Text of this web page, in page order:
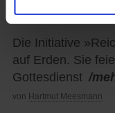
Der Globus
Die Initiative
auf Erden. Sie
Gottesdienst /
von Hartmut Meesmann